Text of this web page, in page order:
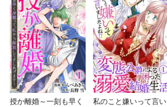
授か離婚～一刻も早く
私のこと嫌いって言い